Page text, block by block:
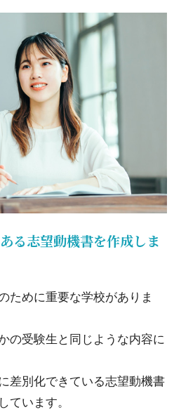
る志望動機書を作成しま
ために重要な学校がありま
の受験生と同じような内容に
差別化できている志望動機書
ています。